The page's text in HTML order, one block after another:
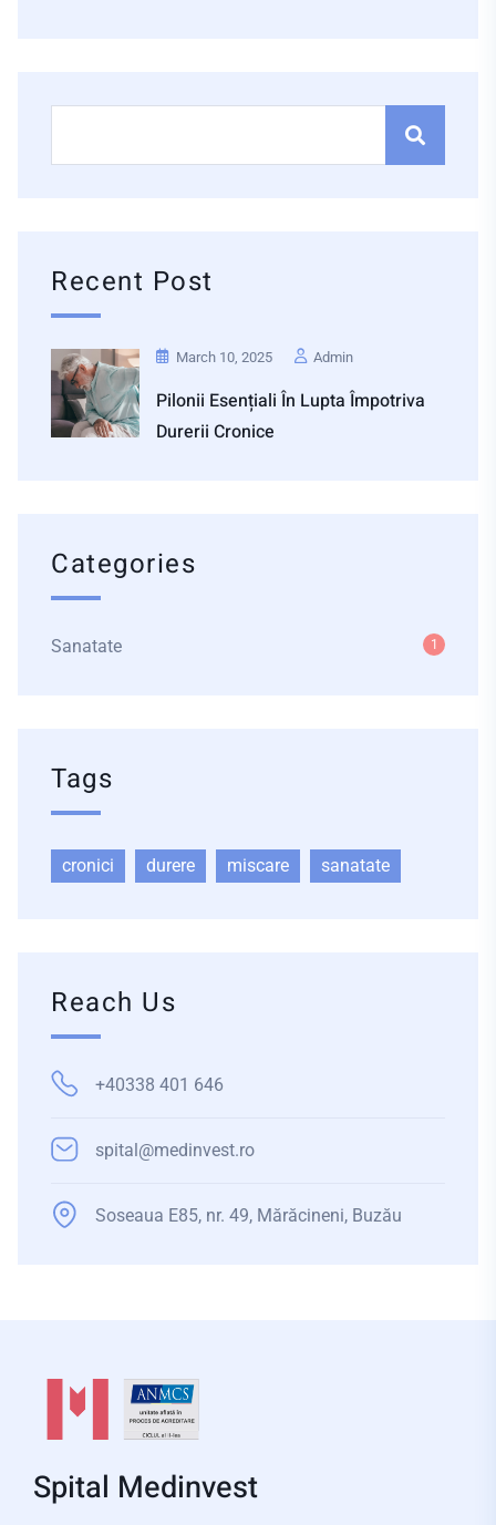
Recent Post
March 10, 2025 Admin
Pilonii Esențiali În Lupta Împotriva
Durerii Cronice
Categories
Sanatate 1
Tags
cronici durere miscare sanatate
Reach Us
+40338 401 646
spital@medinvest.ro
Soseaua E85, nr. 49, Mărăcineni, Buzău
Spital Medinvest